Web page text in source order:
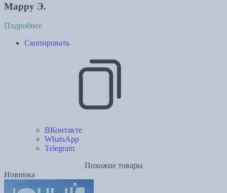
Марру Э.
Подробнее
Скопировать
ВКонтакте
WhatsApp
Telegram
Похожие товары
Новинка